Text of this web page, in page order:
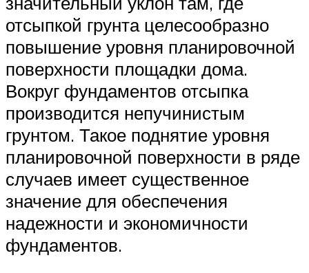
отсыпкой грунта целесообразно
повышение уровня планировочной
поверхности площадки дома.
Вокруг фундаментов отсыпка
производится непучинистым
грунтом. Такое поднятие уровня
планировочной поверхности в ряде
случаев имеет существенное
значение для обеспечения
надежности и экономичности
фундаментов.